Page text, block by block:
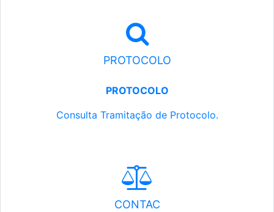
PROTOCOLO
PROTOCOLO
Consulta Tramitação de Protocolo.
CONTAC